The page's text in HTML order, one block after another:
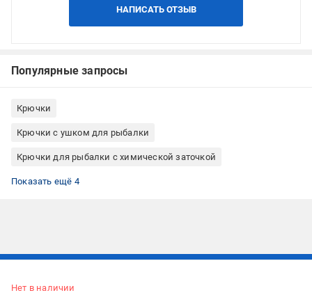
НАПИСАТЬ ОТЗЫВ
Популярные запросы
Крючки
Крючки с ушком для рыбалки
Крючки для рыбалки с химической заточкой
Крючки для карповой рыбалки
Крючки для фидерной рыбалки
Крючки для поплавочной рыбалки
Крючки для рыбалки одинарные
Показать ещё 4
Нет в наличии